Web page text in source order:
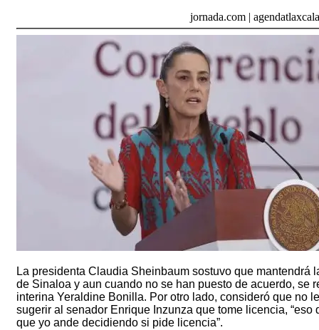
jornada.com | agendatlaxcala
La presidenta Claudia Sheinbaum sostuvo que mantendrá
de Sinaloa y aun cuando no se han puesto de acuerdo, se
interina Yeraldine Bonilla. Por otro lado, consideró que no
sugerir al senador Enrique Inzunza que tome licencia, “eso
que yo ande decidiendo si pide licencia”.